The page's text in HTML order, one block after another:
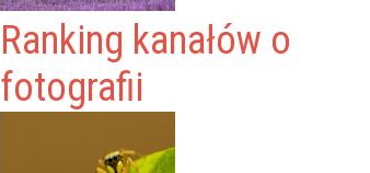
Ranking kanałów o
fotografii